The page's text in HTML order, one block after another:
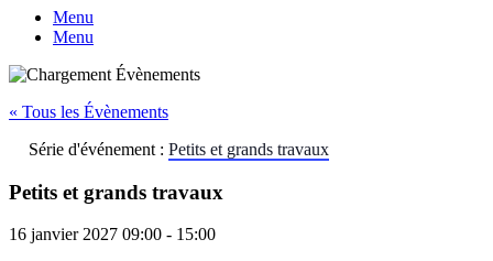
Menu
Menu
« Tous les Évènements
Série d'événement : Petits et grands travaux
Petits et grands travaux
16 janvier 2027 09:00 - 15:00